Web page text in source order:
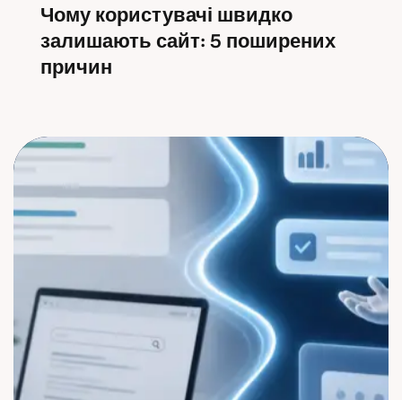
Чому користувачі швидко
залишають сайт: 5 поширених
причин